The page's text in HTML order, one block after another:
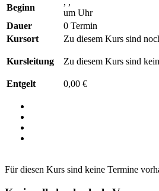
Beginn
, ,
um Uhr
Dauer
0 Termin
Kursort
Zu diesem Kurs sind
Kursleitung Zu diesem Kurs sind
Entgelt 0,00 €
Für diesen Kurs sind keine Termine